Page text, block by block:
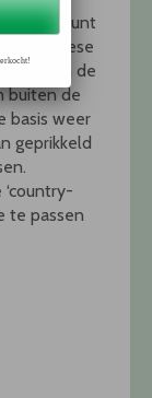
steunt
Europese
te staan de
buiten de
basis weer
geprikkeld
te passen